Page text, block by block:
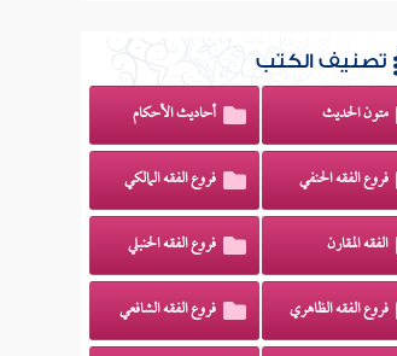
تصنيف الكتب
متون الحديث أحاديث الأحكام
فروع الفقه الحنفي فروع الفقه المالكي
الفقه المقارن فروع الفقه الحنبلي
فروع الفقه الظاهري فروع الفقه الشافعي